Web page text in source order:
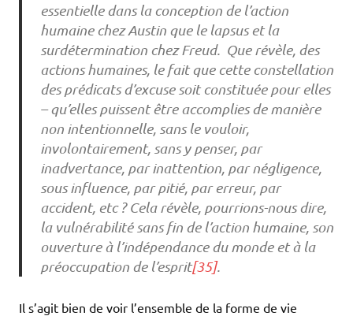
essentielle dans la conception de l’action
humaine chez Austin que le lapsus et la
surdétermination chez Freud. Que révèle, des
actions humaines, le fait que cette constellation
des prédicats d’excuse soit constituée pour elles
– qu’elles puissent être accomplies de manière
non intentionnelle, sans le vouloir,
involontairement, sans y penser, par
inadvertance, par inattention, par négligence,
sous influence, par pitié, par erreur, par
accident, etc ? Cela révèle, pourrions-nous dire,
la vulnérabilité sans fin de l’action humaine, son
ouverture à l’indépendance du monde et à la
préoccupation de l’esprit[35].
Il s’agit bien de voir l’ensemble de la forme de vie